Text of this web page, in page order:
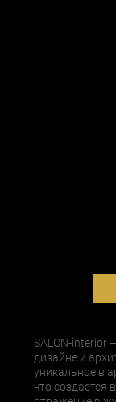
SALON-interior
дизайне и
уникальное в
что создается